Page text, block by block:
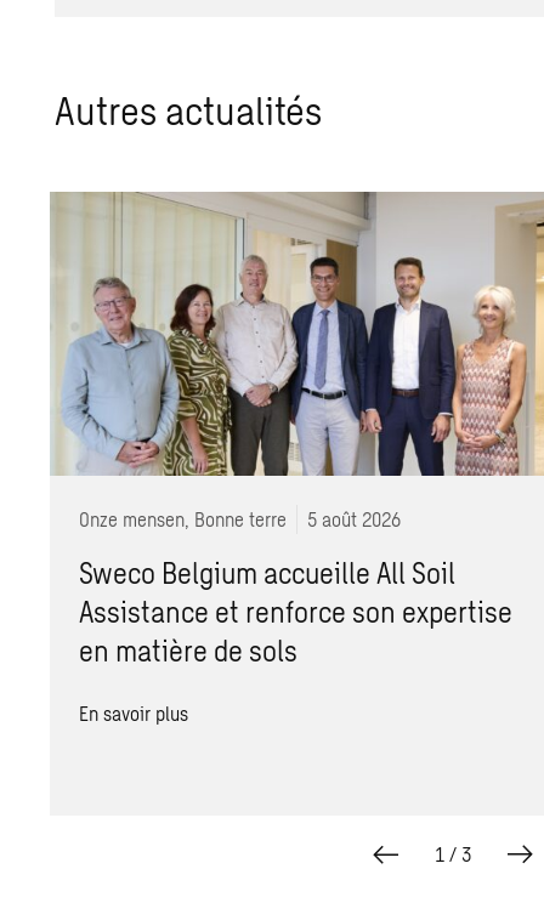
Autres actua­li­tés
Onze mensen, Bonne terre 5 août 2026
Sweco Belgium accueille All Soil
Assistance et renforce son expertise
en matière de sols
En savoir plus
1 / 3